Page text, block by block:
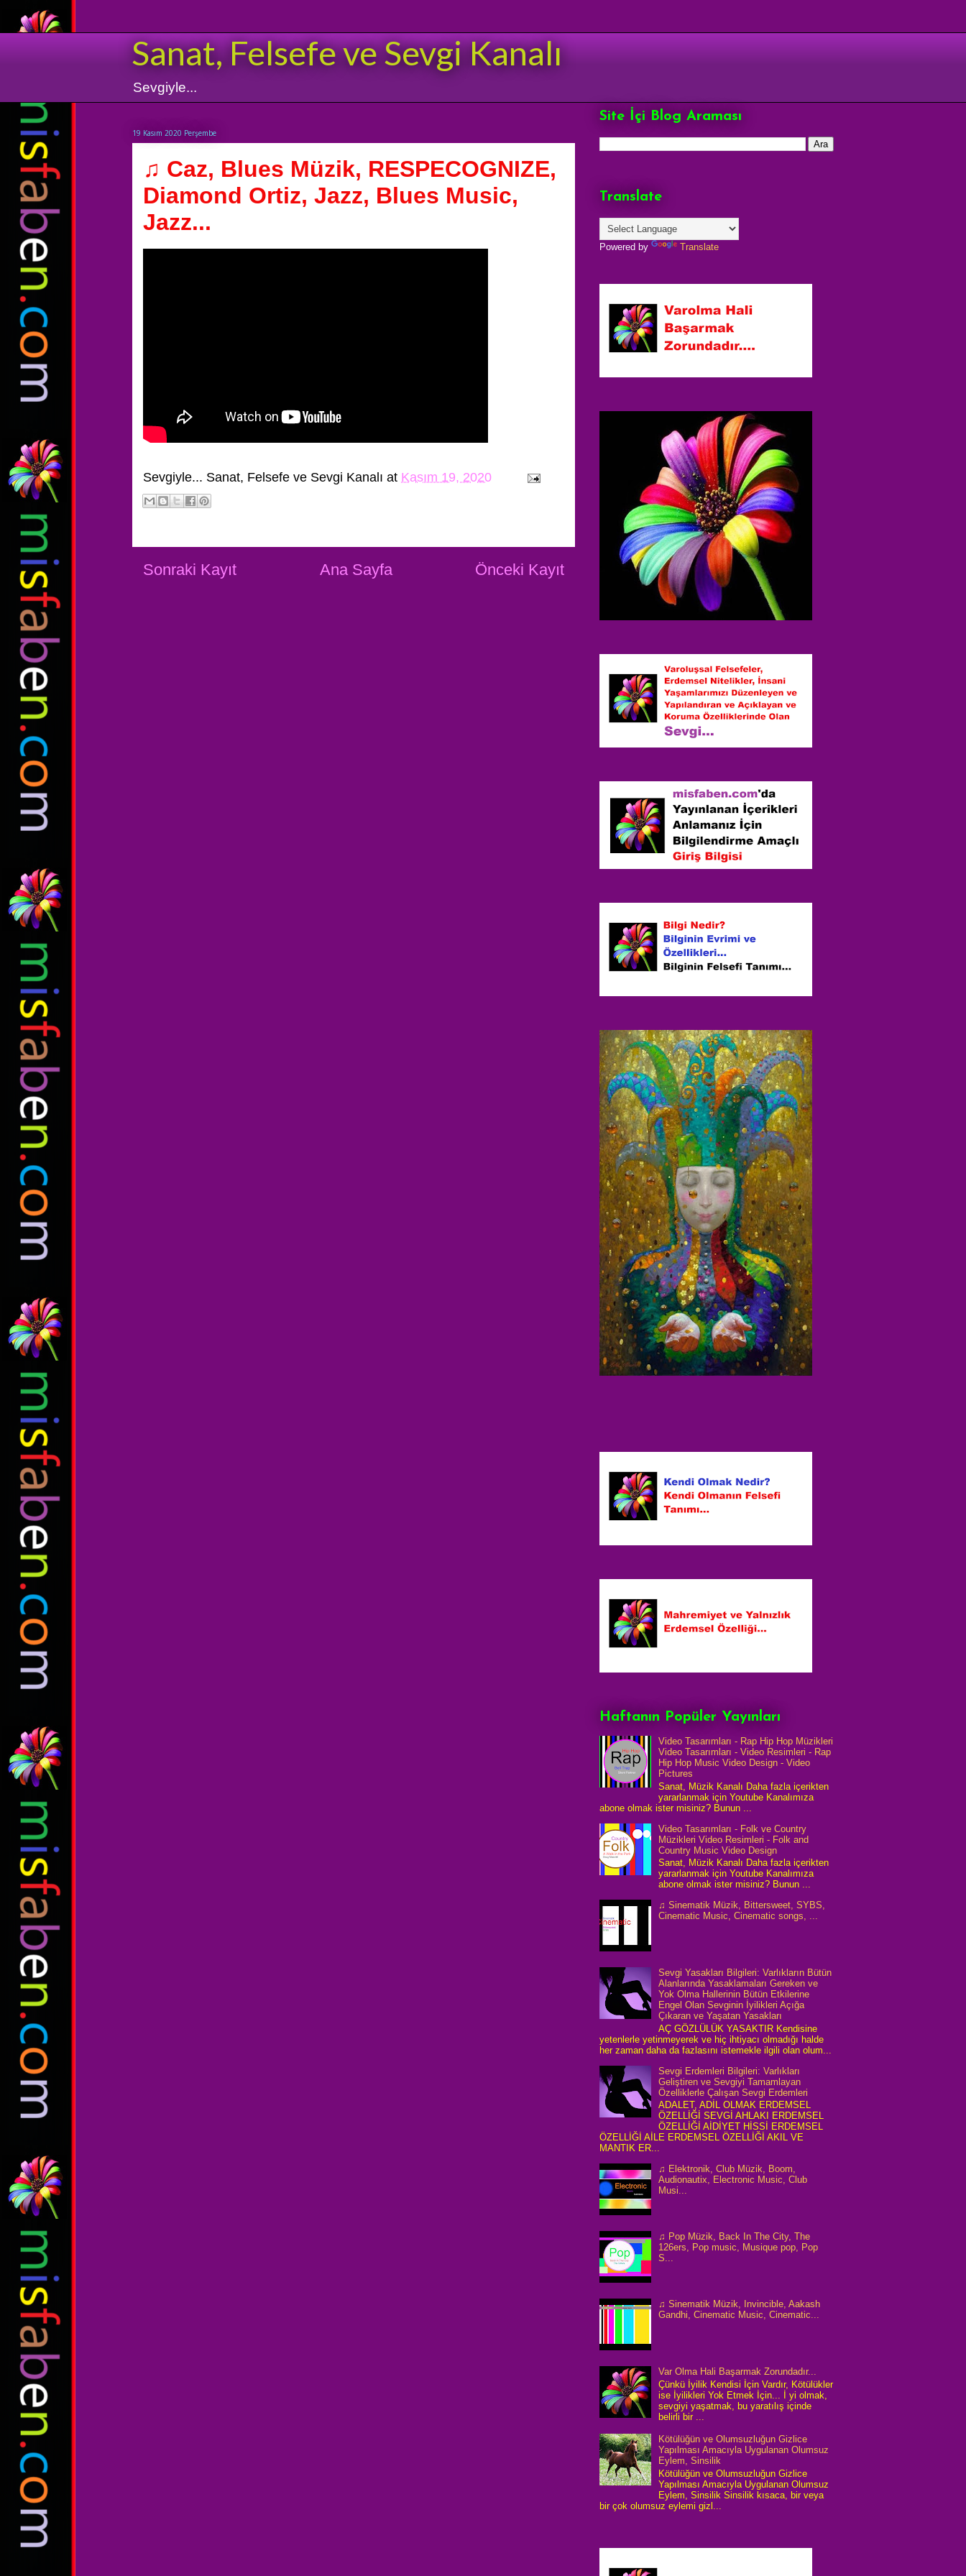
Sanat, Felsefe ve Sevgi Kanalı
Sevgiyle...
19 Kasım 2020 Perşembe
♫ Caz, Blues Müzik, RESPECOGNIZE,
Diamond Ortiz, Jazz, Blues Music,
Jazz...
Sevgiyle... Sanat, Felsefe ve Sevgi Kanalı at Kasım 19, 2020
Sonraki Kayıt Önceki Kayıt
Ana Sayfa
Site İçi Blog Araması
Translate
Powered by Translate
Haftanın Popüler Yayınları
Video Tasarımları - Rap Hip Hop Müzikleri
Video Tasarımları - Video Resimleri - Rap
Hip Hop Music Video Design - Video
Pictures
Sanat, Müzik Kanalı Daha fazla içerikten
yararlanmak için Youtube Kanalımıza
abone olmak ister misiniz? Bunun ...
Video Tasarımları - Folk ve Country
Müzikleri Video Resimleri - Folk and
Country Music Video Design
Sanat, Müzik Kanalı Daha fazla içerikten
yararlanmak için Youtube Kanalımıza
abone olmak ister misiniz? Bunun ...
♫ Sinematik Müzik, Bittersweet, SYBS,
Cinematic Music, Cinematic songs, ...
Sevgi Yasakları Bilgileri: Varlıkların Bütün
Alanlarında Yasaklamaları Gereken ve
Yok Olma Hallerinin Bütün Etkilerine
Engel Olan Sevginin İyilikleri Açığa
Çıkaran ve Yaşatan Yasakları
AÇ GÖZLÜLÜK YASAKTIR Kendisine
yetenlerle yetinmeyerek ve hiç ihtiyacı olmadığı halde
her zaman daha da fazlasını istemekle ilgili olan olum...
Sevgi Erdemleri Bilgileri: Varlıkları
Geliştiren ve Sevgiyi Tamamlayan
Özelliklerle Çalışan Sevgi Erdemleri
ADALET, ADİL OLMAK ERDEMSEL
ÖZELLİĞİ SEVGİ AHLAKI ERDEMSEL
ÖZELLİĞİ AİDİYET HİSSİ ERDEMSEL
ÖZELLİĞİ AİLE ERDEMSEL ÖZELLİĞİ AKIL VE
MANTIK ER...
♫ Elektronik, Club Müzik, Boom,
Audionautix, Electronic Music, Club
Musi...
♫ Pop Müzik, Back In The City, The
126ers, Pop music, Musique pop, Pop
S...
♫ Sinematik Müzik, Invincible, Aakash
Gandhi, Cinematic Music, Cinematic...
Var Olma Hali Başarmak Zorundadır...
Çünkü İyilik Kendisi İçin Vardır, Kötülükler
ise İyilikleri Yok Etmek İçin... İ yi olmak,
sevgiyi yaşatmak, bu yaratılış içinde
belirli bir ...
Kötülüğün ve Olumsuzluğun Gizlice
Yapılması Amacıyla Uygulanan Olumsuz
Eylem, Sinsilik
Kötülüğün ve Olumsuzluğun Gizlice
Yapılması Amacıyla Uygulanan Olumsuz
Eylem, Sinsilik Sinsilik kısaca, bir veya
bir çok olumsuz eylemi gizl...